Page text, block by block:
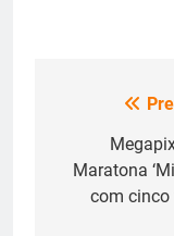
Post
Maratona
com